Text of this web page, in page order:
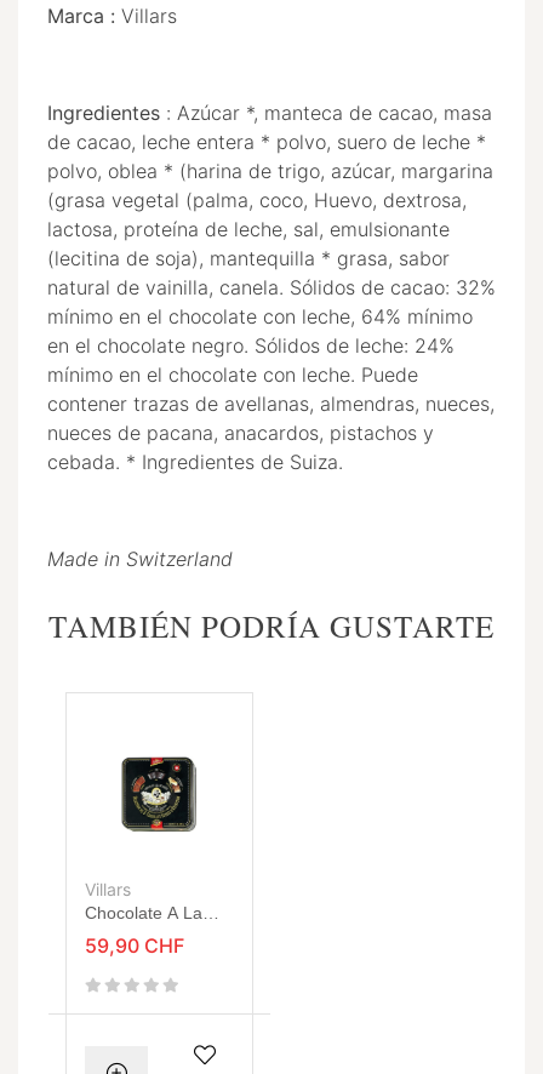
Marca : Villars
Ingredientes : Azúcar *, manteca de cacao, masa
de cacao, leche entera * polvo, suero de leche *
polvo, oblea * (harina de trigo, azúcar, margarina
(grasa vegetal (palma, coco, Huevo, dextrosa,
lactosa, proteína de leche, sal, emulsionante
(lecitina de soja), mantequilla * grasa, sabor
natural de vainilla, canela. Sólidos de cacao: 32%
mínimo en el chocolate con leche, 64% mínimo
en el chocolate negro. Sólidos de leche: 24%
mínimo en el chocolate con leche. Puede
contener trazas de avellanas, almendras, nueces,
nueces de pacana, anacardos, pistachos y
cebada. * Ingredientes de Suiza.
Made in Switzerland
TAMBIÉN PODRÍA GUSTARTE
Villars
Chocolate A La
Metal 200g
59,90 CHF